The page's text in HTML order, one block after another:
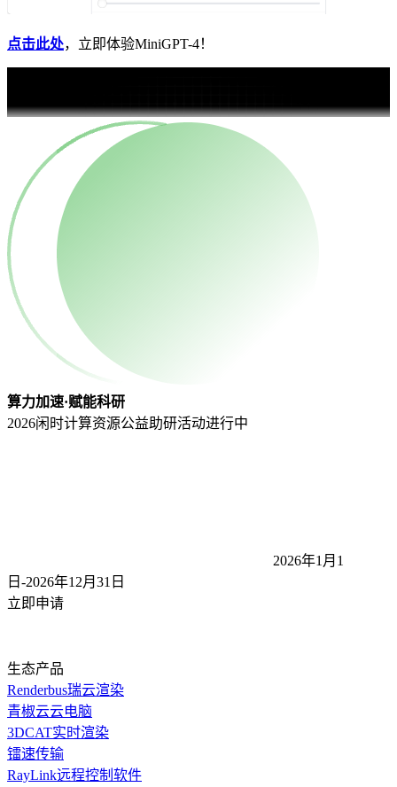
点击此处，立即体验MiniGPT-4！
算力加速·赋能科研
2026闲时计算资源公益助研活动进行中
2026年1月1
日-2026年12月31 日
立即申请
生态产品
Renderbus瑞云渲染
青椒云云电脑
3DCAT实时渲染
镭速传输
RayLink远程控制软件